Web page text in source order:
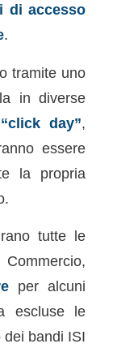
di accesso
.
tramite uno
in diverse
“click day”,
essere
la propria
tutte le
per alcuni
escluse le
bandi ISI